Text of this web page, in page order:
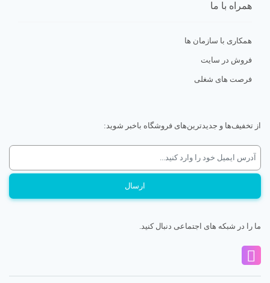
همراه با ما
همکاری با سازمان ها
فروش در سایت
فرصت های شغلی
از تخفیف‌ها و جدیدترین‌های فروشگاه باخبر شوید:
ما را در شبکه های اجتماعی دنبال کنید.